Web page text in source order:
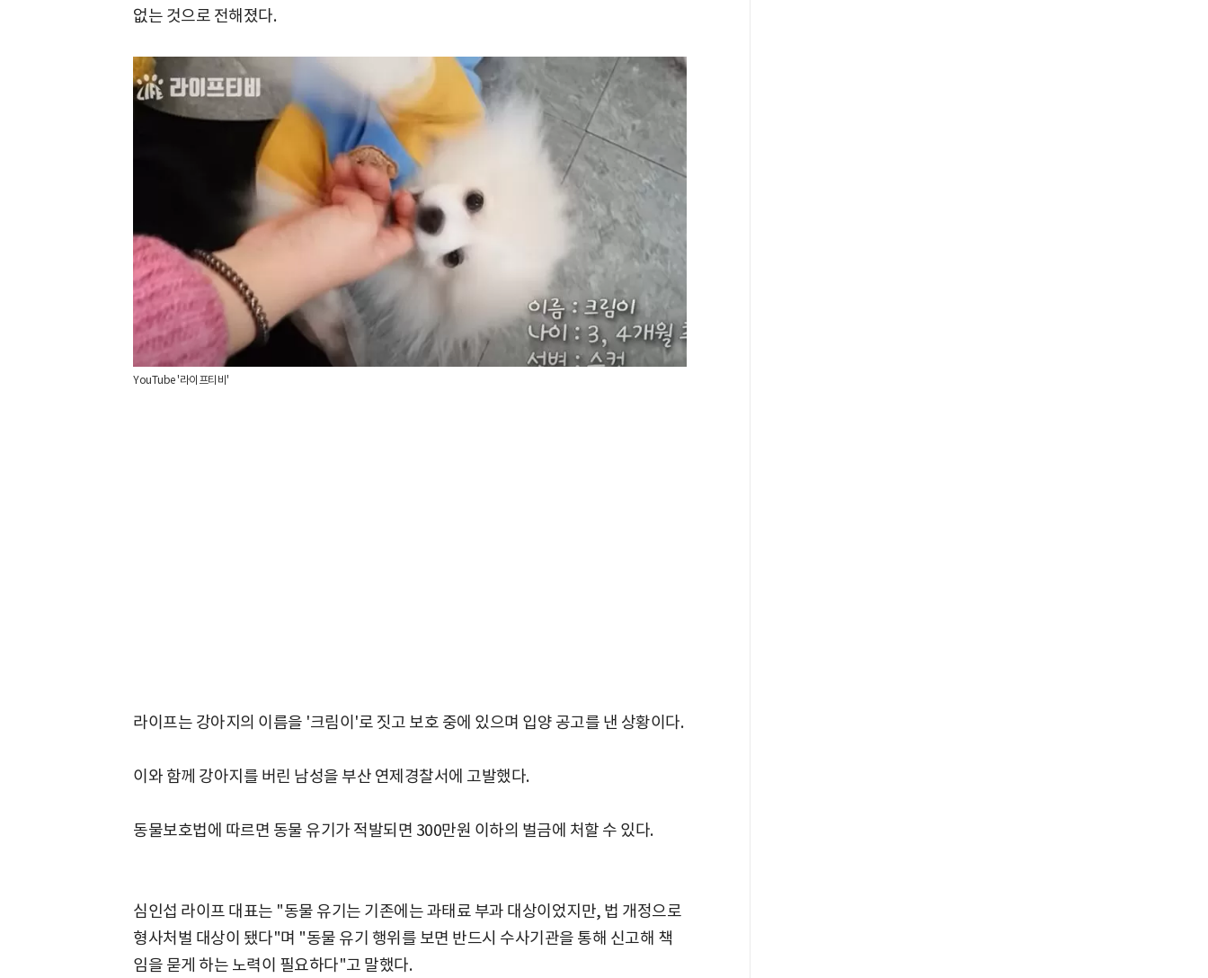
없는 것으로 전해졌다.
YouTube '라이프티비'
라이프는 강아지의 이름을 '크림이'로 짓고 보호 중에 있으며 입양 공고를 낸 상황이다.
이와 함께 강아지를 버린 남성을 부산 연제경찰서에 고발했다.
동물보호법에 따르면 동물 유기가 적발되면 300만원 이하의 벌금에 처할 수 있다.
심인섭 라이프 대표는 "동물 유기는 기존에는 과태료 부과 대상이었지만, 법 개정으로
형사처벌 대상이 됐다"며 "동물 유기 행위를 보면 반드시 수사기관을 통해 신고해 책
임을 묻게 하는 노력이 필요하다"고 말했다.